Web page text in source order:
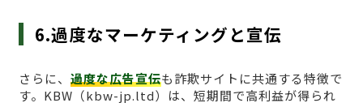
6.過度なマーケティングと宣伝
さらに、 過度な広告宣伝も詐欺サイトに共通する特徴で
す。KBW（kbw-jp.ltd）は、短期間で高利益が得られ